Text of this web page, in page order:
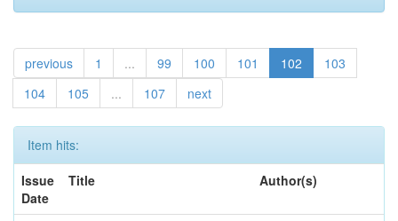
previous 1 ... 99 100 101 102
103
104
105 ... 107 next
Item hits:
Issue
Date
Title Author(s)